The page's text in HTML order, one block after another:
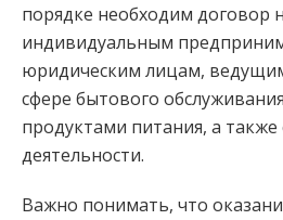
порядке необходим договор
индивидуальным
юридическим лицам,
сфере бытового
продуктами питания, а также
деятельности.
Важно понимать, что